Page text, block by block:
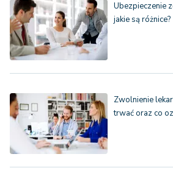
Ubezpieczenie
jakie są różnice?
Zwolnienie
trwać oraz co